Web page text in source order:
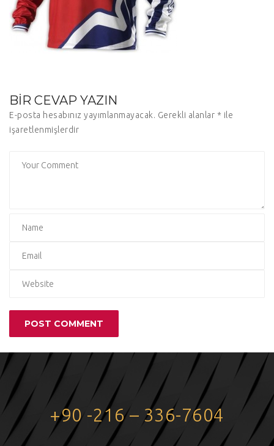
BIR CEVAP YAZIN
E-posta hesabınız yayımlanmayacak. Gerekli alanlar * ile
işaretlenmişlerdir
+90 -216 – 336-7604